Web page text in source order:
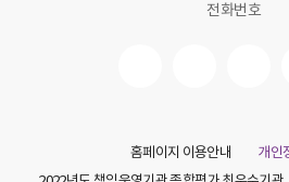
전화번호
홈페이지 이용안내
개인